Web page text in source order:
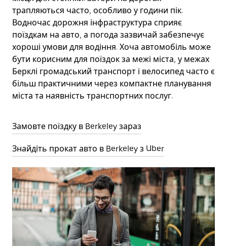
трапляються часто, особливо у години пік.
Водночас дорожня інфраструктура сприяє
поїздкам на авто, а погода зазвичай забезпечує
хороші умови для водіння. Хоча автомобіль може
бути корисним для поїздок за межі міста, у межах
Берклі громадський транспорт і велосипед часто є
більш практичними через компактне планування
міста та наявність транспортних послуг.
Замовте поїздку в Berkeley зараз
Знайдіть прокат авто в Berkeley з Uber